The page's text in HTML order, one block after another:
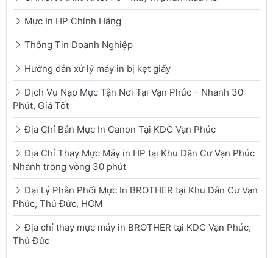
Mực In HP Chính Hãng
Thông Tin Doanh Nghiệp
Hướng dẫn xử lý máy in bị kẹt giấy
Dịch Vụ Nạp Mực Tận Nơi Tại Vạn Phúc – Nhanh 30
Phút, Giá Tốt
Địa Chỉ Bán Mực In Canon Tại KDC Vạn Phúc
Địa Chỉ Thay Mực Máy in HP tại Khu Dân Cư Vạn Phúc
Nhanh trong vòng 30 phút
Đại Lý Phân Phối Mực In BROTHER tại Khu Dân Cư Vạn
Phúc, Thủ Đức, HCM
Địa chỉ thay mực máy in BROTHER tại KDC Vạn Phúc,
Thủ Đức